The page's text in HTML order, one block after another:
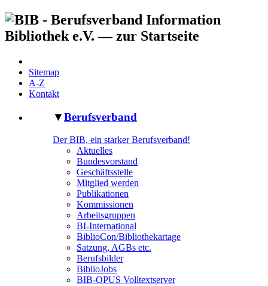
Sitemap
A-Z
Kontakt
▼Berufsverband
Der BIB, ein starker Berufsverband!
Aktuelles
Bundesvorstand
Geschäftsstelle
Mitglied werden
Publikationen
Kommissionen
Arbeitsgruppen
BI-International
BiblioCon/Bibliothekartage
Satzung, AGBs etc.
Berufsbilder
BiblioJobs
BIB-OPUS Volltextserver